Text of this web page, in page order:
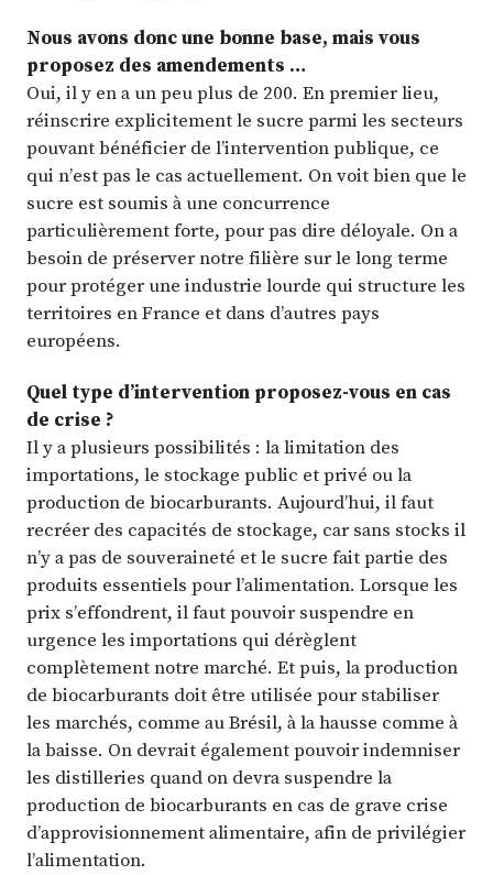
Nous avons donc une bonne base, mais vous
proposez des amendements …
Oui, il y en a un peu plus de 200. En premier lieu,
réinscrire explicitement le sucre parmi les secteurs
pouvant bénéficier de l’intervention publique, ce
qui n’est pas le cas actuellement. On voit bien que le
sucre est soumis à une concurrence
particulièrement forte, pour pas dire déloyale. On a
besoin de préserver notre filière sur le long terme
pour protéger une industrie lourde qui structure les
territoires en France et dans d’autres pays
européens.
Quel type d’intervention proposez-vous en cas
de crise ?
Il y a plusieurs possibilités : la limitation des
importations, le stockage public et privé ou la
production de biocarburants. Aujourd’hui, il faut
recréer des capacités de stockage, car sans stocks il
n’y a pas de souveraineté et le sucre fait partie des
produits essentiels pour l’alimentation. Lorsque les
prix s’effondrent, il faut pouvoir suspendre en
urgence les importations qui dérèglent
complètement notre marché. Et puis, la production
de biocarburants doit être utilisée pour stabiliser
les marchés, comme au Brésil, à la hausse comme à
la baisse. On devrait également pouvoir indemniser
les distilleries quand on devra suspendre la
production de biocarburants en cas de grave crise
d’approvisionnement alimentaire, afin de privilégier
l’alimentation.